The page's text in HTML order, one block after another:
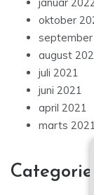
oktober
august
juli 2021
juni 2021
april 2021
marts
Categories